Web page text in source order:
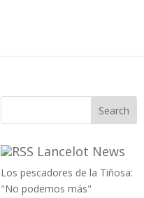
Lancelot News
Los pescadores de la Tiñosa:
"No podemos más"